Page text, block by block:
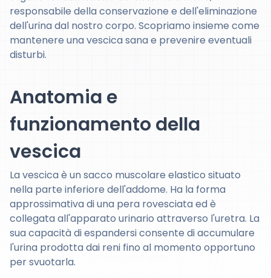
responsabile della conservazione e dell'eliminazione
dell'urina dal nostro corpo. Scopriamo insieme come
mantenere una vescica sana e prevenire eventuali
disturbi.
Anatomia e
funzionamento della
vescica
La vescica è un sacco muscolare elastico situato
nella parte inferiore dell'addome. Ha la forma
approssimativa di una pera rovesciata ed è
collegata all'apparato urinario attraverso l'uretra. La
sua capacità di espandersi consente di accumulare
l'urina prodotta dai reni fino al momento opportuno
per svuotarla.